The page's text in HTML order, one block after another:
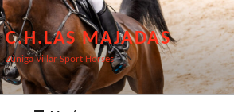
C.H.LAS MAJADAS
Zúñiga Villar Sport Horses